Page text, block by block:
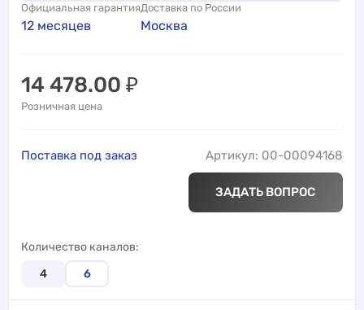
Официальная гарантия
12 месяцев
Доставка по России
Москва
14 478.00 ₽
Розничная цена
Поставка под заказ Артикул: 00-00094168
ЗАДАТЬ ВОПРОС
Количество каналов
4
6